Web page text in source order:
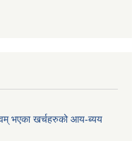
भएका खर्चहरुको आय-ब्यय